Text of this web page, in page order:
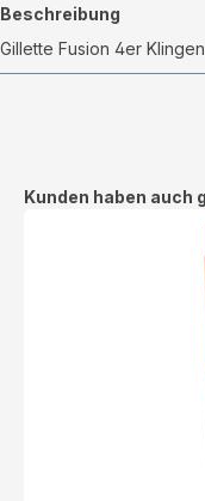
Beschreibung
Gillette Fusion 4er Klingen
Produktgalerie
Kunden haben auch